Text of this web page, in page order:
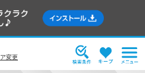
変更